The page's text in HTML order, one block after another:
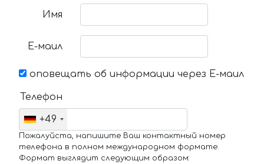
Имя
Е-маил
оповещать об информации через Е-маил
Телефон
+49
Пожалуйста, напишите Ваш контактный номер
телефона в полном международном формате.
Формат выглядит следующим образом: